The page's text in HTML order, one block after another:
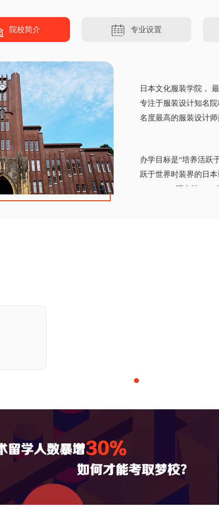
院校简介 专业设置
日本文化服装学院，
专注于服装设计知名
名度最高的服装设计
办学目标是“培养活跃
跃于世界时装界的日本
College) 。现有约